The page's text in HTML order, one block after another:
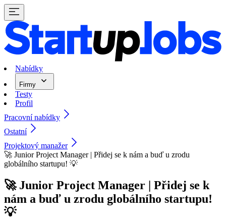
Nabídky
Firmy
Testy
Profil
Pracovní nabídky
Ostatní
Projektový manažer
🚀 Junior Project Manager | Přidej se k nám a buď u zrodu
globálního startupu! 💡
🚀 Junior Project Manager | Přidej se k
nám a buď u zrodu globálního startupu!
💡